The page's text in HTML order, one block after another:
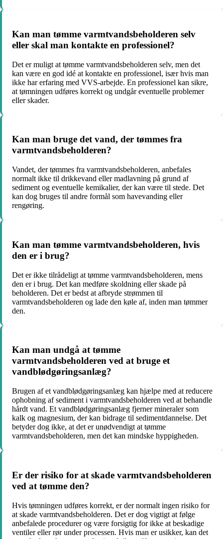
Kan man tømme varmtvandsbeholderen selv
eller skal man kontakte en professionel?
Det er muligt at tømme varmtvandsbeholderen selv, men det
kan være en god idé at kontakte en professionel, især hvis man
ikke har erfaring med VVS-arbejde. En professionel kan sikre,
at tømningen udføres korrekt og undgår eventuelle problemer
eller skader.
Kan man bruge det vand, der tømmes fra
varmtvandsbeholderen?
Vandet, der tømmes fra varmtvandsbeholderen, anbefales
normalt ikke til drikkevand eller madlavning på grund af
sediment og eventuelle kemikalier, der kan være til stede. Det
kan dog bruges til andre formål som havevanding eller
rengøring.
Kan man tømme varmtvandsbeholderen, hvis
den er i brug?
Det er ikke tilrådeligt at tømme varmtvandsbeholderen, mens
den er i brug. Det kan medføre skoldning eller skade på
beholderen. Det er bedst at afbryde strømmen til
varmtvandsbeholderen og lade den køle af, inden man tømmer
den.
Kan man undgå at tømme
varmtvandsbeholderen ved at bruge et
vandblødgøringsanlæg?
Brugen af et vandblødgøringsanlæg kan hjælpe med at reducere
ophobning af sediment i varmtvandsbeholderen ved at behandle
hårdt vand. Et vandblødgøringsanlæg fjerner mineraler som
kalk og magnesium, der kan bidrage til sedimentdannelse. Det
betyder dog ikke, at det er unødvendigt at tømme
varmtvandsbeholderen, men det kan mindske hyppigheden.
Er der risiko for at skade varmtvandsbeholderen
ved at tømme den?
Hvis tømningen udføres korrekt, er der normalt ingen risiko for
at skade varmtvandsbeholderen. Det er dog vigtigt at følge
anbefalede procedurer og være forsigtig for ikke at beskadige
ventiler eller rør under processen. Hvis man er usikker, kan det